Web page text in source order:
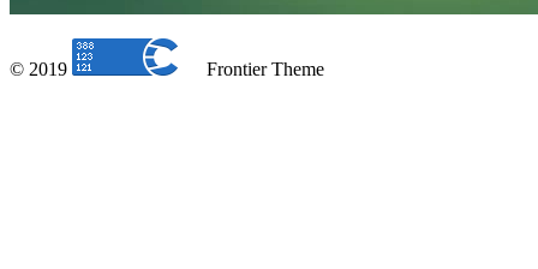
© 2019 Frontier Theme